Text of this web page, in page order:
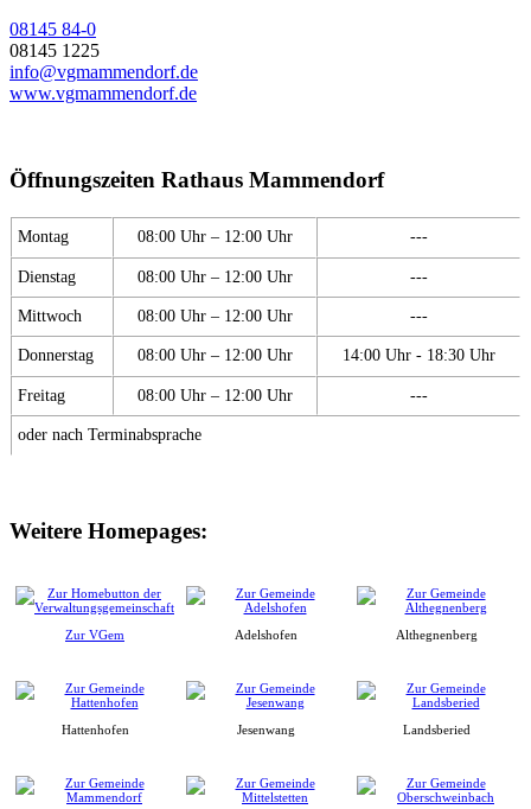
08145 84-0
08145 1225
info@vgmammendorf.de
www.vgmammendorf.de
Öffnungszeiten Rathaus Mammendorf
Montag 08:00 Uhr – 12:00 Uhr ---
Dienstag 08:00 Uhr – 12:00 Uhr ---
Mittwoch 08:00 Uhr – 12:00 Uhr ---
Donnerstag 08:00 Uhr – 12:00 Uhr 14:00 Uhr - 18:30 Uhr
Freitag 08:00 Uhr – 12:00 Uhr ---
oder nach Terminabsprache
Weitere Homepages:
Zur VGem Adelshofen Althegnenberg
Hattenhofen Jesenwang Landsberied